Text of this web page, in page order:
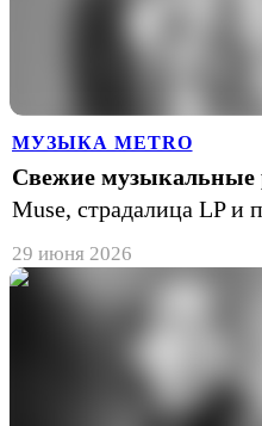
МУЗЫКА METRO
Свежие музыкальные
Muse, страдалица LP и
29 июня 2026